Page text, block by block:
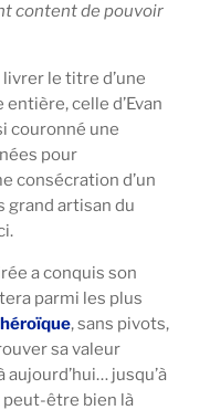
content de pouvoir
le titre d’une
celle d’Evan
couronné une
pour
consécration d’un
grand artisan du
a conquis son
parmi les plus
, sans pivots,
sa valeur
aujourd’hui… jusqu’à
peut-être bien là